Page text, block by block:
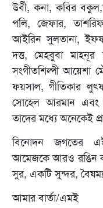
উর্বী, কনা, কবির
পলি, জেফার, তাশরিফ
আইরিন সুলতানা,
দত্ত, মেহবুবা মাহনূর
সংগীতশিল্পী আয়েশা
ফয়সাল, গীতিকার
সোহেল আরমান এবং
তাদের মধ্যে অনেকেই
বিনোদন জগতের এই
আমেজকে আরও রঙিন
সুর, একটি সুন্দর,
আমার বার্তা/এমই